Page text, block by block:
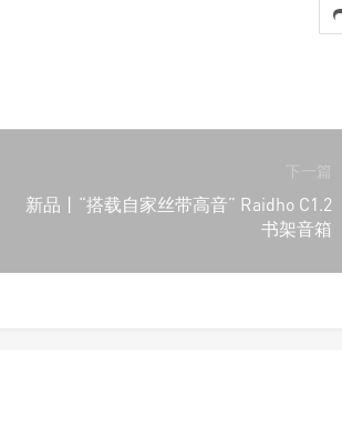
下一篇
新品丨“搭载自家丝带高音” Raidho C1.2
书架音箱